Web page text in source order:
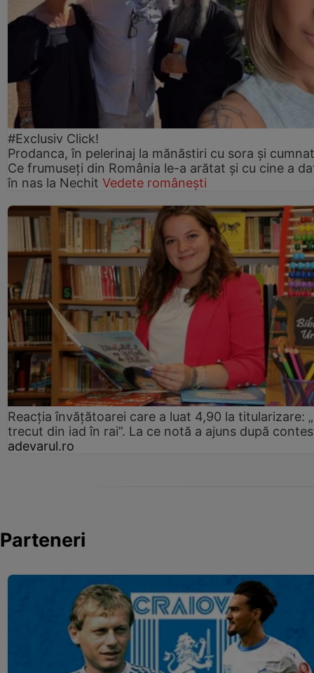
#Exclusiv Click!
Prodanca, în pelerinaj la mănăstiri cu sora și
Ce frumuseți din România le-a arătat și cu cine a
în nas la Nechit Vedete românești
Reacția învățătoarei care a luat 4,90 la titularizare:
trecut din iad în rai”. La ce notă a ajuns după
adevarul.ro
Parteneri